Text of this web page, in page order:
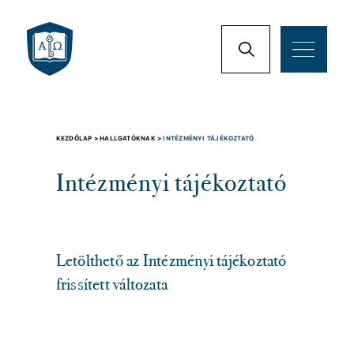
KEZDŐLAP >HALLGATÓKNAK >INTÉZMÉNYI TÁJÉKOZTATÓ
Intézményi tájékoztató
Letölthető az Intézményi tájékoztató
frissített változata